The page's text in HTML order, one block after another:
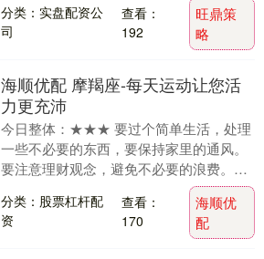
场打拼了近....
分类：实盘配资公
司
查看：
192
旺鼎策
略
海顺优配 摩羯座-每天运动让您活
力更充沛
今日整体：★★★ 要过个简单生活，处理
一些不必要的东西，要保持家里的通风。
要注意理财观念，避免不必要的浪费。可
以去游泳或接近大自然，加强体力。就不
要吃加工的食品....
分类：股票杠杆配
资
查看：
170
海顺优
配